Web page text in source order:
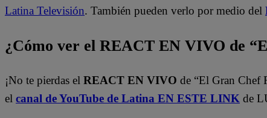
Latina Televisión. También pueden verlo por medio del
¿Cómo ver el REACT EN VIVO de
¡No te pierdas el REACT EN VIVO de “El Gran Chef
el canal de YouTube de Latina EN ESTE LINK de